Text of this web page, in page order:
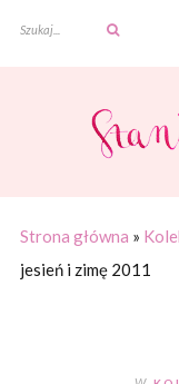
Strona główna »
jesień i zimę 2011